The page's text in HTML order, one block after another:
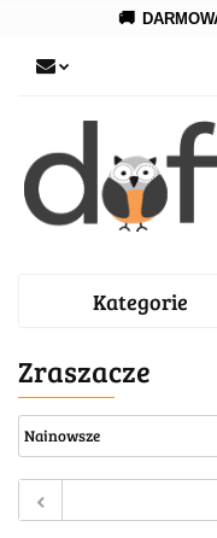
🚚
Kategorie
Zraszacze